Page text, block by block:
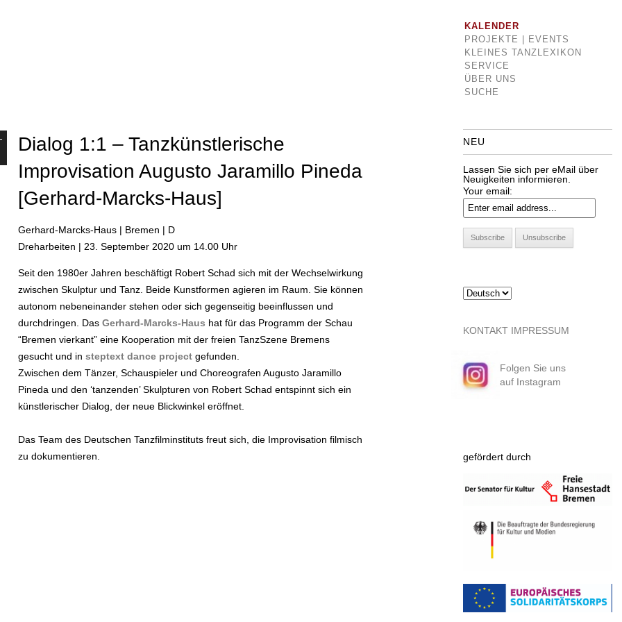
KALENDER
PROJEKTE | EVENTS
KLEINES TANZLEXIKON
SERVICE
ÜBER UNS
SUCHE
Dialog 1:1 – Tanzkünstlerische
Improvisation Augusto Jaramillo Pineda
[Gerhard-Marcks-Haus]
Gerhard-Marcks-Haus | Bremen | D
Dreharbeiten | 23. September 2020 um 14.00 Uhr
Seit den 1980er Jahren beschäftigt Robert Schad sich mit der Wechselwirkung
zwischen Skulptur und Tanz. Beide Kunstformen agieren im Raum. Sie können
autonom nebeneinander stehen oder sich gegenseitig beeinflussen und
durchdringen. Das Gerhard-Marcks-Haus hat für das Programm der Schau
“Bremen vierkant” eine Kooperation mit der freien TanzSzene Bremens
gesucht und in steptext dance project gefunden.
Zwischen dem Tänzer, Schauspieler und Choreografen Augusto Jaramillo
Pineda und den ‘tanzenden’ Skulpturen von Robert Schad entspinnt sich ein
künstlerischer Dialog, der neue Blickwinkel eröffnet.
Das Team des Deutschen Tanzfilminstituts freut sich, die Improvisation filmisch
zu dokumentieren.
NEU
Lassen Sie sich per eMail über
Neuigkeiten informieren.
Your email:
KONTAKT IMPRESSUM
Folgen Sie uns
auf Instagram
gefördert durch